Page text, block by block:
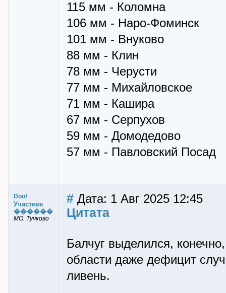
115 мм - Коломна
106 мм - Наро-Фоминск
101 мм - Внуково
88 мм - Клин
78 мм - Черусти
77 мм - Михайловское
71 мм - Кашира
67 мм - Серпухов
59 мм - Домодедово
57 мм - Павловский Посад
Doof
Участник
������
МО. Тучково
# Дата: 1 Авг 2025 12:45
Цитата
Балчуг выделился,
области даже дефицит
ливень.